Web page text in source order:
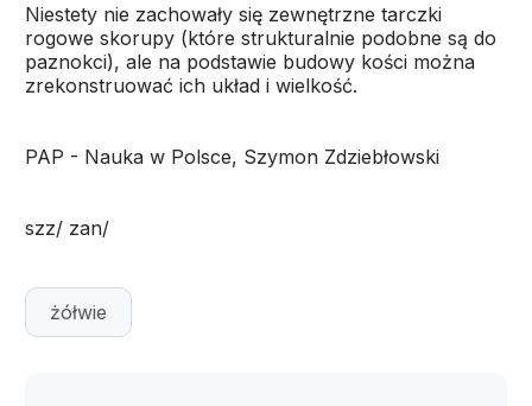
Niestety nie zachowały się zewnętrzne tarczki
rogowe skorupy (które strukturalnie podobne są do
paznokci), ale na podstawie budowy kości można
zrekonstruować ich układ i wielkość.
PAP - Nauka w Polsce, Szymon Zdziebłowski
szz/ zan/
żółwie